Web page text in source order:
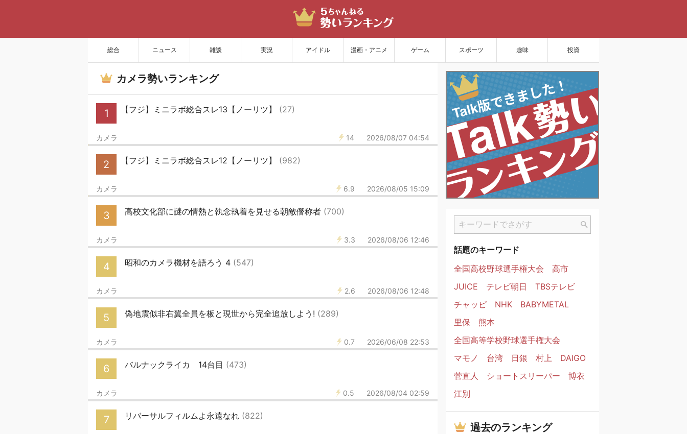
総合 ニュース 雑談 実況 アイドル 漫画・アニメ ゲーム スポーツ 趣味 投資
カメラ勢いランキング
1 【フジ】ミニラボ総合スレ13【ノーリツ】 (27)
14 2026/08/07 04:54
カメラ
2 【フジ】ミニラボ総合スレ12【ノーリツ】 (982)
6.9 2026/08/05 15:09
カメラ
3 高校文化部に謎の情熱と執念執着を見せる朝敵僭称者 (700)
3.3 2026/08/06 12:46
カメラ
4 昭和のカメラ機材を語ろう 4 (547)
2.6 2026/08/06 12:48
カメラ
5 偽地震似非右翼全員を板と現世から完全追放しよう! (289)
0.7 2026/06/08 22:53
カメラ
6 バルナックライカ 14台目 (473)
0.5 2026/08/04 02:59
カメラ
7 リバーサルフィルムよ永遠なれ (822)
話題のキーワード
全国高校野球選手権大会
高市
JUICE
テレビ朝日
TBSテレビ
チャッピ
NHK
BABYMETAL
里保
熊本
全国高等学校野球選手権大会
マモノ
台湾 日銀 村上
DAIGO
菅直人
ショートスリーパー
博衣
江別
過去のランキング